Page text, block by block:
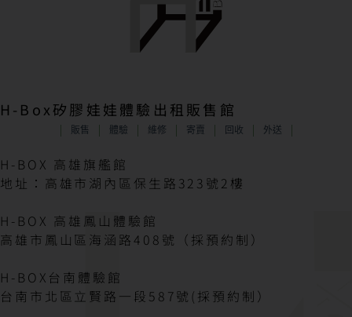
H-Box矽膠娃娃體驗出租販售館
販售 體驗 維修 寄賣 回收 外送
H-BOX 高雄旗艦館
地址：高雄市湖內區保生路323號2樓
H-BOX 高雄鳳山體驗館
高雄市鳳山區海涵路408號（採預約制）
H-BOX台南體驗館
台南市北區立賢路一段587號(採預約制）